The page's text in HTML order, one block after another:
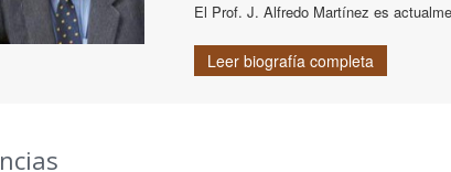
El Prof. J. Alfredo Martínez es
Leer biografía completa